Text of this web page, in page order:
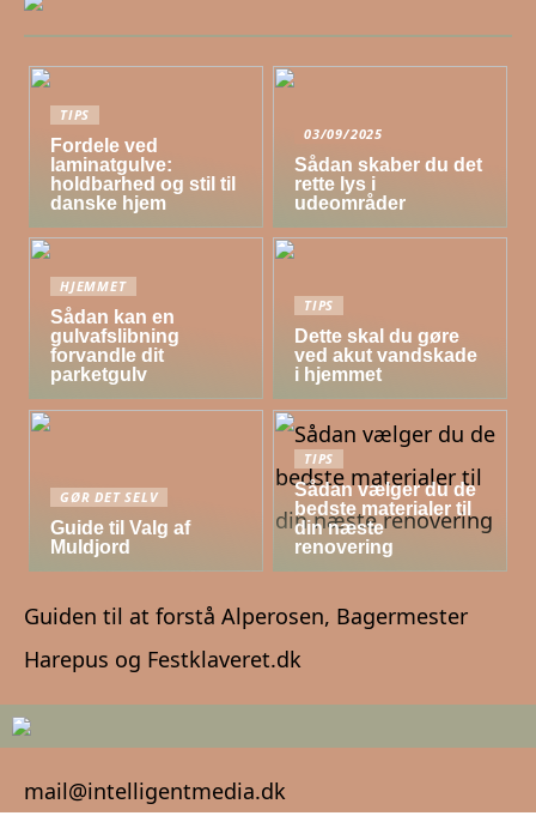
TIPS
Fordele ved
laminatgulve:
holdbarhed og stil til
danske hjem
03/09/2025
Sådan skaber du det
rette lys i
udeområder
HJEMMET
Sådan kan en
gulvafslibning
forvandle dit
parketgulv
TIPS
Dette skal du gøre
ved akut vandskade
i hjemmet
GØR DET SELV
Guide til Valg af
Muldjord
TIPS
Sådan vælger du de
bedste materialer til
din næste
renovering
Guiden til at forstå Alperosen, Bagermester
Harepus og Festklaveret.dk
mail@intelligentmedia.dk